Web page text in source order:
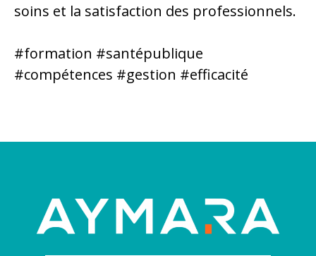
soins et la satisfaction des professionnels.
#formation #santépublique
#compétences #gestion #efficacité